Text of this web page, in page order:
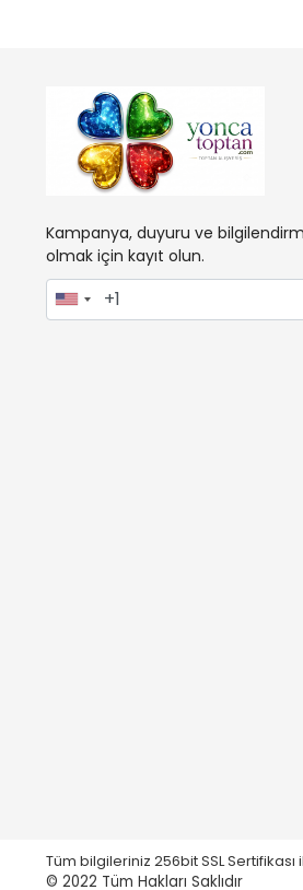
Kampanya, duyuru ve
olmak için kayıt olun.
Tüm bilgileriniz 256bit SSL
© 2022 Tüm Hakları Saklıdır